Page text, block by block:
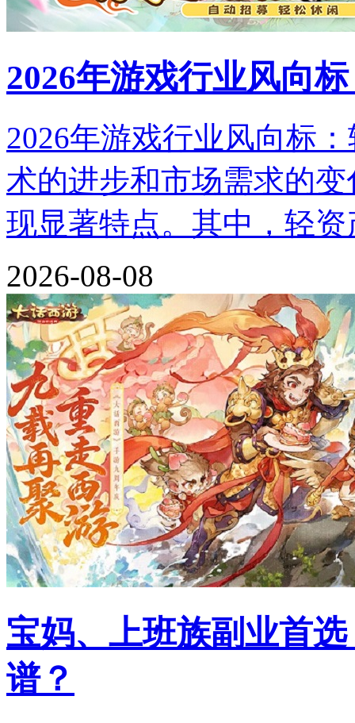
2026年游戏行业风向
2026年游戏行业风向标
术的进步和市场需求的
现显著特点。其中，轻
2026-08-08
宝妈、上班族副业首
谱？